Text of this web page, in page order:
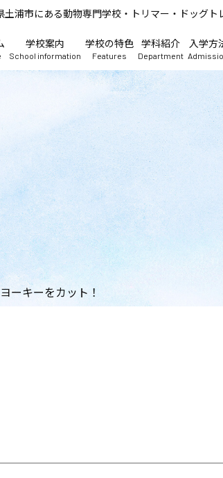
土浦市にある動物専門学校・トリマー・ドッグ
学校案内
School information
学校の特色
Features
学科紹介
Department
入学方
ヨーキーをカット！